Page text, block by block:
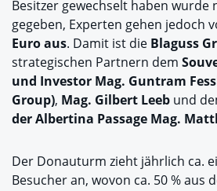
Besitzer gewechselt haben wurde
gegeben, Experten gehen jedoch
Euro aus. Damit ist die Blaguss
strategischen Partnern dem
und Investor Mag. Guntram
Group), Mag. Gilbert Leeb und
der Albertina Passage Mag.
Der Donauturm zieht jährlich ca.
Besucher an, wovon ca. 50 % aus